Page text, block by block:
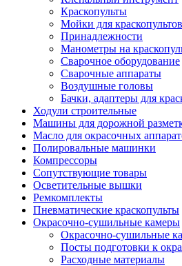
Краскопульты
Мойки для краскопультов
Принадлежности
Манометры на
Сварочное оборудование
Сварочные аппараты
Воздушные головы
Бачки, адаптеры для
Ходули строительные
Машины для дорожной
Масло для окрасочных
Полировальные машинки
Компрессоры
Сопутствующие товары
Осветительные вышки
Ремкомплекты
Пневматические краскопульты
Окрасочно-сушильные камеры
Окрасочно-сушильные
Посты подготовки к
Расходные материалы